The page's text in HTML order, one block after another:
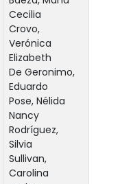
Cecilia
Crovo,
Verónica
Elizabeth
De Geronimo,
Eduardo
Pose, Nélida
Nancy
Rodríguez,
Silvia
Sullivan,
Carolina